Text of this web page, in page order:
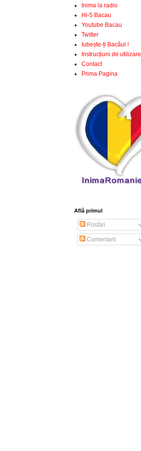
Inima la radio
Hi-5 Bacau
Youtube Bacau
Twitter
Iubește-ți Bacăul !
Instrucțiuni de utilizare
Contact
Prima Pagina
Află primul
Postări
Comentarii